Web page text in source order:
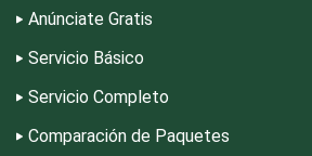
Cortinas, Persianas y
Cremerías y Salchichonerías
Anúnciate Gratis
Servicio Básico
Servicio Completo
Comparación de Paquetes